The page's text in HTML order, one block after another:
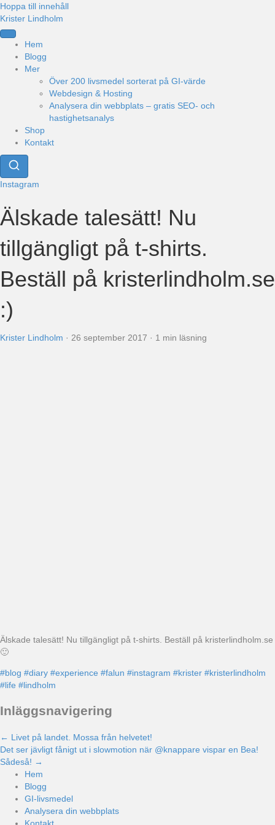
Hoppa till innehåll
Krister Lindholm
Hem
Blogg
Mer
Över 200 livsmedel sorterat på GI-värde
Webdesign & Hosting
Analysera din webbplats – gratis SEO- och
hastighetsanalys
Shop
Kontakt
Instagram
Älskade talesätt! Nu
tillgängligt på t-shirts.
Beställ på kristerlindholm.se
:)
Krister Lindholm · 26 september 2017 · 1 min läsning
Älskade talesätt! Nu tillgängligt på t-shirts. Beställ på kristerlindholm.se
🙂
#blog #diary #experience #falun #instagram #krister #kristerlindholm
#life #lindholm
Inläggsnavigering
← Livet på landet. Mossa från helvetet!
Det ser jävligt fånigt ut i slowmotion när @knappare vispar en Bea!
Sådeså! →
Hem
Blogg
GI-livsmedel
Analysera din webbplats